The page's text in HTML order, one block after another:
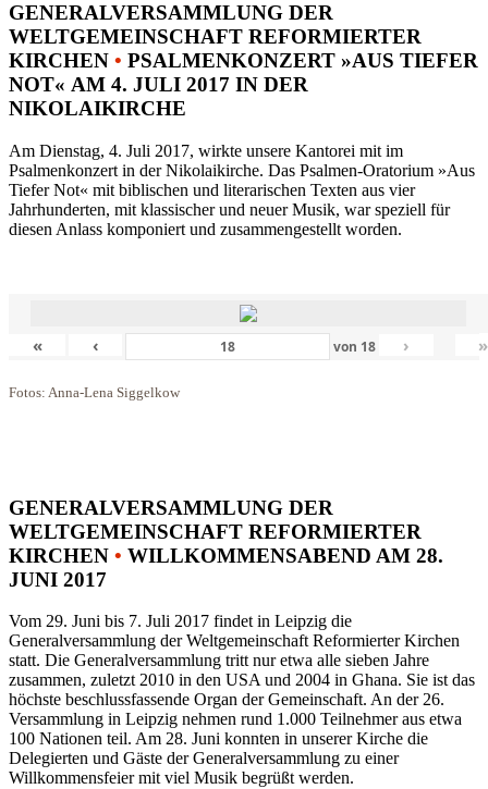
GENERALVERSAMMLUNG DER
WELTGEMEINSCHAFT REFORMIERTER
KIRCHEN • PSALMENKONZERT »AUS TIEFER
NOT« AM 4. JULI 2017 IN DER
NIKOLAIKIRCHE
Am Dienstag, 4. Juli 2017, wirkte unsere Kantorei mit im
Psalmenkonzert in der Nikolaikirche. Das Psalmen-Oratorium »Aus
Tiefer Not« mit biblischen und literarischen Texten aus vier
Jahrhunderten, mit klassischer und neuer Musik, war speziell für
diesen Anlass komponiert und zusammengestellt worden.
« ‹ von 18 › »
Fotos: Anna-Lena Siggelkow
GENERALVERSAMMLUNG DER
WELTGEMEINSCHAFT REFORMIERTER
KIRCHEN • WILLKOMMENSABEND AM 28.
JUNI 2017
Vom 29. Juni bis 7. Juli 2017 findet in Leipzig die
Generalversammlung der Weltgemeinschaft Reformierter Kirchen
statt. Die Generalversammlung tritt nur etwa alle sieben Jahre
zusammen, zuletzt 2010 in den USA und 2004 in Ghana. Sie ist das
höchste beschlussfassende Organ der Gemeinschaft. An der 26.
Versammlung in Leipzig nehmen rund 1.000 Teilnehmer aus etwa
100 Nationen teil. Am 28. Juni konnten in unserer Kirche die
Delegierten und Gäste der Generalversammlung zu einer
Willkommensfeier mit viel Musik begrüßt werden.